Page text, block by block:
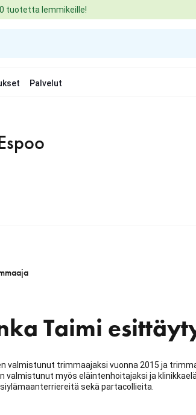
tuotetta lemmikeille!
Palvelut
Taimi
valmistunut trimmaajaksi vuonna 2015 ja
valmistunut myös eläintenhoitajaksi ja
sekä partacollieita.